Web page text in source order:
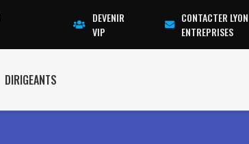
DEVENIR
VIP
CONTACTER LYON
ENTREPRISES
DIRIGEANTS